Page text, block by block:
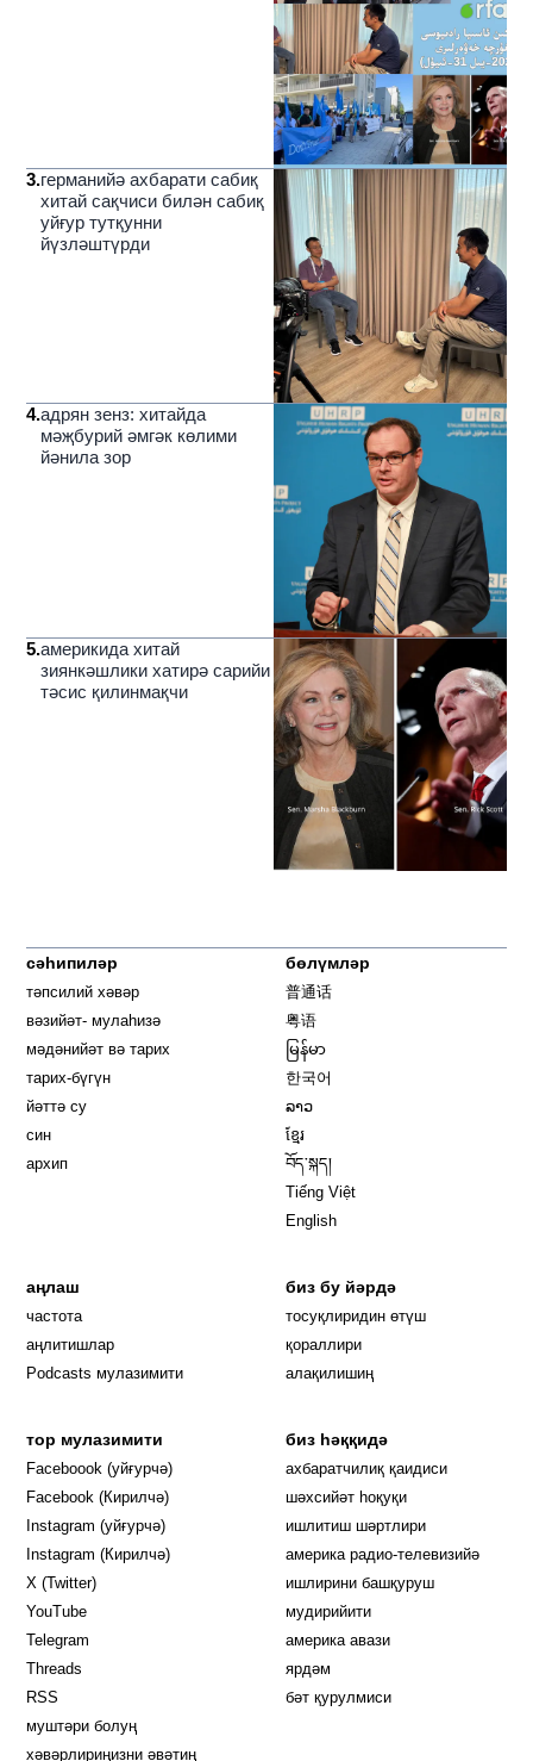
3.германийә ахбарати сабиқ
хитай сақчиси билән сабиқ
уйғур тутқунни
йүзләштүрди
4.адрян зенз: хитайда
мәҗбурий әмгәк көлими
йәнила зор
5.америкида хитай
зиянкәшлики хатирә сарийи
тәсис қилинмақчи
сәһипиләр
тәпсилий хәвәр
вәзийәт- мулаһизә
мәдәнийәт вә тарих
тарих-бүгүн
йәттә су
син
архип
бөлүмләр
普通话
粤语
မြန်မာ
한국어
ລາວ
ខ្មែរ
བོད་སྐད།
Tiếng Việt
English
аңлаш
частота
аңлитишлар
Podcasts мулазимити
биз бу йәрдә
тосуқлиридин өтүш
қораллири
алақилишиң
тор мулазимити
Faceboook (уйғурчә) Opens in new window
Facebook (Кирилчә) Opens in new window
Instagram (уйғурчә) Opens in new window
Instagram (Кирилчә) Opens in new window
X (Twitter)
YouTube
Telegram
Threads
RSS
муштәри болуң
хәвәрлириңизни әвәтиң
биз һәққидә
ахбаратчилиқ қаидиси
шәхсийәт һоқуқи
ишлитиш шәртлири
америка радио-телевизийә
ишлирини башқуруш
мудирийити
америка авази
ярдәм
бәт қурулмиси